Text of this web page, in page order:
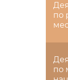
по
по